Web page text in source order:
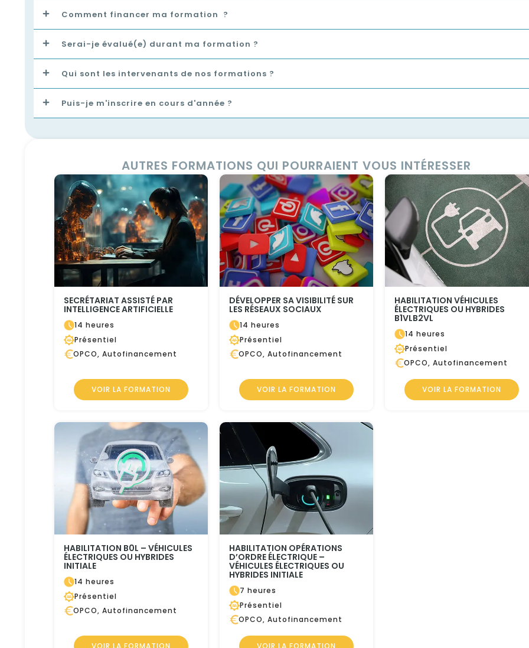
Comment financer ma formation ?
Serai-je évalué(e) durant ma formation ?
Qui sont les intervenants de nos formations ?
Puis-je m'inscrire en cours d'année ?
AUTRES FORMATIONS QUI POURRAIENT VOUS INTÉRESSER
SECRÉTARIAT ASSISTÉ PAR
INTELLIGENCE ARTIFICIELLE
14 heures
Présentiel
OPCO, Autofinancement
VOIR LA FORMATION
DÉVELOPPER SA VISIBILITÉ SUR
LES RÉSEAUX SOCIAUX
14 heures
Présentiel
OPCO, Autofinancement
VOIR LA FORMATION
HABILITATION VÉHICULES
ÉLECTRIQUES OU HYBRIDES
B1VLB2VL
14 heures
Présentiel
OPCO, Autofinancement
VOIR LA FORMATION
HABILITATION B0L – VÉHICULES
ÉLECTRIQUES OU HYBRIDES
INITIALE
14 heures
Présentiel
OPCO, Autofinancement
VOIR LA FORMATION
HABILITATION OPÉRATIONS
D’ORDRE ÉLECTRIQUE –
VÉHICULES ÉLECTRIQUES OU
HYBRIDES INITIALE
7 heures
Présentiel
OPCO, Autofinancement
VOIR LA FORMATION